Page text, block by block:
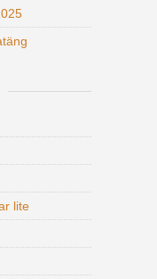
lite